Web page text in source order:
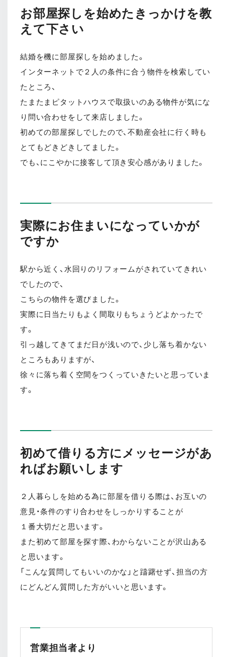
お部屋探しを始めたきっかけを教
えて下さい
結婚を機に部屋探しを始めました。
インターネットで２人の条件に合う物件を検索してい
たところ、
たまたまピタットハウスで取扱いのある物件が気にな
り問い合わせをして来店しました。
初めての部屋探しでしたので、不動産会社に行く時も
とてもどきどきしてました。
でも、にこやかに接客して頂き安心感がありました。
実際にお住まいになっていかが
ですか
駅から近く、水回りのリフォームがされていてきれい
でしたので、
こちらの物件を選びました。
実際に日当たりもよく間取りもちょうどよかったで
す。
引っ越してきてまだ日が浅いので、少し落ち着かない
ところもありますが、
徐々に落ち着く空間をつくっていきたいと思っていま
す。
初めて借りる方にメッセージがあ
ればお願いします
２人暮らしを始める為に部屋を借りる際は、お互いの
意見・条件のすり合わせをしっかりすることが
１番大切だと思います。
また初めて部屋を探す際、わからないことが沢山ある
と思います。
「こんな質問してもいいのかな」と躊躇せず、担当の方
にどんどん質問した方がいいと思います。
営業担当者より